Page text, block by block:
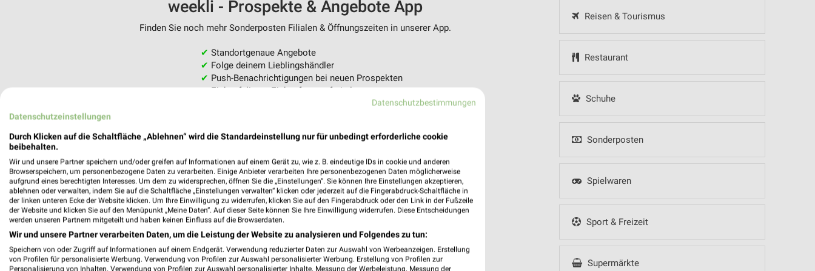
Reisen & Tourismus
Restaurant
Schuhe
Sonderposten
Spielwaren
Sport & Freizeit
Supermärkte
weekli - Prospekte & Angebote App
Finden Sie noch mehr Sonderposten Filialen & Öffnungszeiten in unserer App.
✔ Standortgenaue Angebote
✔ Folge deinem Lieblingshändler
✔ Push-Benachrichtigungen bei neuen Prospekten
✔Einkaufsliste - Einkauf stressfrei planen
Datenschutzbestimmungen
Datenschutzeinstellungen
Durch Klicken auf die Schaltfläche „Ablehnen“ wird die Standardeinstellung nur für unbedingt erforderliche cookie
beibehalten.
Wir und unsere Partner speichern und/oder greifen auf Informationen auf einem Gerät zu, wie z. B. eindeutige IDs in cookie und anderen
Browserspeichern, um personenbezogene Daten zu verarbeiten. Einige Anbieter verarbeiten Ihre personenbezogenen Daten möglicherweise
aufgrund eines berechtigten Interesses. Um dem zu widersprechen, öffnen Sie die „Einstellungen“. Sie können Ihre Einstellungen akzeptieren,
ablehnen oder verwalten, indem Sie auf die Schaltfläche „Einstellungen verwalten“ klicken oder jederzeit auf die Fingerabdruck-Schaltfläche in
der linken unteren Ecke der Website klicken. Um Ihre Einwilligung zu widerrufen, klicken Sie auf den Fingerabdruck oder den Link in der Fußzeile
der Website und klicken Sie auf den Menüpunkt „Meine Daten“. Auf dieser Seite können Sie Ihre Einwilligung widerrufen. Diese Entscheidungen
werden unseren Partnern mitgeteilt und haben keinen Einfluss auf die Browserdaten.
Wir und unsere Partner verarbeiten Daten, um die Leistung der Website zu analysieren und Folgendes zu tun:
Speichern von oder Zugriff auf Informationen auf einem Endgerät. Verwendung reduzierter Daten zur Auswahl von Werbeanzeigen. Erstellung
von Profilen für personalisierte Werbung. Verwendung von Profilen zur Auswahl personalisierter Werbung. Erstellung von Profilen zur
Personalisierung von Inhalten. Verwendung von Profilen zur Auswahl personalisierter Inhalte. Messung der Werbeleistung. Messung der